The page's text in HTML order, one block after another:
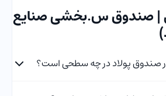
| صندوق س.بخشی صنایع
صندوق پولاد در چه سطحی است؟